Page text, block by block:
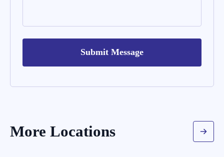
Submit Message
More Locations